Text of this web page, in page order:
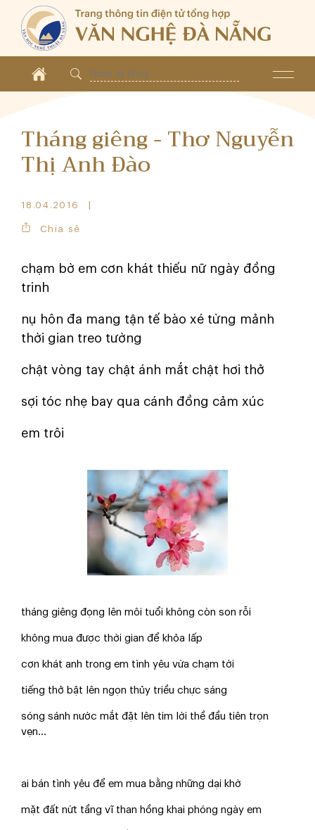
Tháng giêng - Thơ Nguyễn
Thị Anh Đào
18.04.2016
Chia sẻ
chạm bờ em cơn khát thiếu nữ ngày đồng
trinh
nụ hôn đa mang tận tế bào xé từng mảnh
thời gian treo tường
chật vòng tay chật ánh mắt chật hơi thở
sợi tóc nhẹ bay qua cánh đồng cảm xúc
em trôi
tháng giêng đọng lên môi tuổi không còn son rỗi
không mua được thời gian để khỏa lấp
cơn khát anh trong em tình yêu vừa chạm tới
tiếng thở bật lên ngọn thủy triều chực sáng
sóng sánh nước mắt đặt lên tim lời thề đầu tiên trọn
vẹn…
ai bán tình yêu để em mua bằng những dại khờ
mặt đất nứt tầng vĩ than hồng khai phóng ngày em